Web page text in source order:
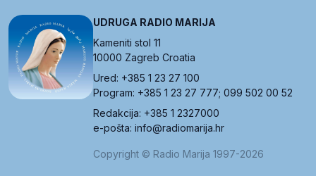
UDRUGA RADIO MARIJA
Kameniti stol 11
10000 Zagreb Croatia
Ured: +385 1 23 27 100
Program: +385 1 23 27 777; 099 502 00 52
Redakcija: +385 1 2327000
e-pošta: info@radiomarija.hr
Copyright © Radio Marija 1997-2026